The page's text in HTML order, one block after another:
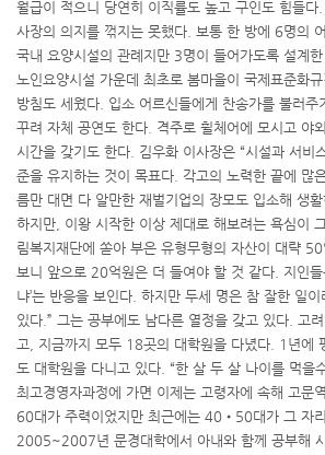
월급이 적으니 당연히 이직률도 높고 구인도 힘들다
사장의 의지를 꺾지는 못했다. 보통 한 방에 6명의
국내 요양시설의 관례지만 3명이 들어가도록 설계
노인요양시설 가운데 최초로 봄마을이 국제표준화
방침도 세웠다. 입소 어르신들에게 찬송가를 불러
꾸려 자체 공연도 한다. 격주로 휠체어에 모시고 야
시간을 갖기도 한다. 김우화 이사장은 “시설과 서비
준을 유지하는 것이 목표다. 각고의 노력한 끝에 많
름만 대면 다 알만한 재벌기업의 장모도 입소해 생활
하지만, 이왕 시작한 이상 제대로 해보려는 욕심이
림복지재단에 쏟아 부은 유형무형의 자산이 대략
보니 앞으로 20억원은 더 들여야 할 것 같다. 지인들
냐’는 반응을 보인다. 하지만 두세 명은 참 잘한 일
있다.” 그는 공부에도 남다른 열정을 갖고 있다. 고
고, 지금까지 모두 18곳의 대학원을 다녔다. 1년에
도 대학원을 다니고 있다. “한 살 두 살 나이를 먹을
최고경영자과정에 가면 이제는 고령자에 속해 고문
60대가 주력이었지만 최근에는 40•50대가 그 자
2005~2007년 문경대학에서 아내와 함께 공부해